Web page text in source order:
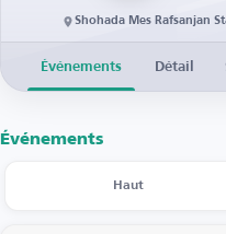
Shohada Mes Rafsanjan
Événements Détail
Événements
Haut